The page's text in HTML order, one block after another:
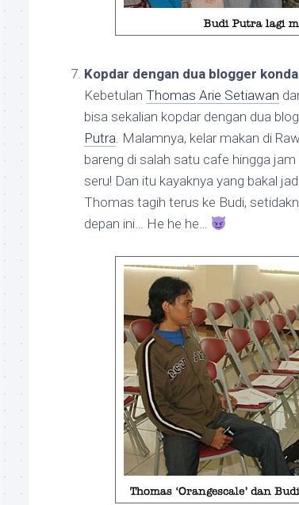
Kopdar dengan dua blogger
Kebetulan Thomas Arie Setiawan
bisa sekalian kopdar dengan dua
Putra. Malamnya, kelar makan di
bareng di salah satu cafe hingga
seru! Dan itu kayaknya yang bakal
Thomas tagih terus ke Budi,
depan ini… He he he…